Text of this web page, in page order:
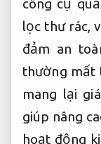
công cụ
lọc thư rác,
đảm an
thường mất
mang lại
giúp nâng
hoạt động